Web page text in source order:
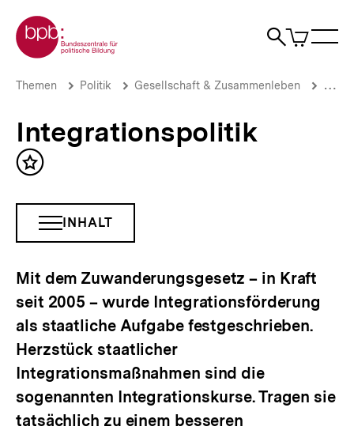
zum
Seiteninhalt
springen
Zur Startseite der bpb
Suche
Artikel
im
Integrationspolitik
Brotkrümelnavigation
Pfadnavigation
Themen Politik Gesellschaft & Zusammenleben
Integrationspolitik
Inhalt
INHALTSNAVIGATION
ÖFFNEN
INHALT
Mit dem Zuwanderungsgesetz – in Kraft
seit 2005 – wurde Integrationsförderung
als staatliche Aufgabe festgeschrieben.
Herzstück staatlicher
Integrationsmaßnahmen sind die
sogenannten Integrationskurse. Tragen sie
tatsächlich zu einem besseren